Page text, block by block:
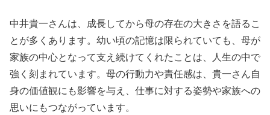
中井貴一さんは、成長してから母の存在の大きさを語るこ
とが多くあります。幼い頃の記憶は限られていても、母が
家族の中心となって支え続けてくれたことは、人生の中で
強く刻まれています。母の行動力や責任感は、貴一さん自
身の価値観にも影響を与え、仕事に対する姿勢や家族への
思いにもつながっています。